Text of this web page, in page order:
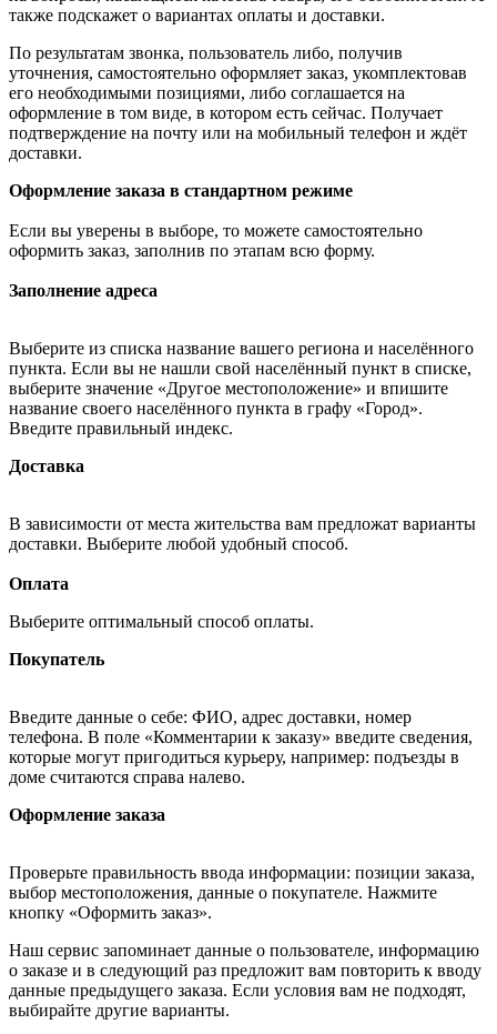
также подскажет о вариантах оплаты и доставки.
По результатам звонка, пользователь либо, получив
уточнения, самостоятельно оформляет заказ, укомплектовав
его необходимыми позициями, либо соглашается на
оформление в том виде, в котором есть сейчас. Получает
подтверждение на почту или на мобильный телефон и ждёт
доставки.
Оформление заказа в стандартном режиме
Если вы уверены в выборе, то можете самостоятельно
оформить заказ, заполнив по этапам всю форму.
Заполнение адреса
Выберите из списка название вашего региона и населённого
пункта. Если вы не нашли свой населённый пункт в списке,
выберите значение «Другое местоположение» и впишите
название своего населённого пункта в графу «Город».
Введите правильный индекс.
Доставка
В зависимости от места жительства вам предложат варианты
доставки. Выберите любой удобный способ.
Оплата
Выберите оптимальный способ оплаты.
Покупатель
Введите данные о себе: ФИО, адрес доставки, номер
телефона. В поле «Комментарии к заказу» введите сведения,
которые могут пригодиться курьеру, например: подъезды в
доме считаются справа налево.
Оформление заказа
Проверьте правильность ввода информации: позиции заказа,
выбор местоположения, данные о покупателе. Нажмите
кнопку «Оформить заказ».
Наш сервис запоминает данные о пользователе, информацию
о заказе и в следующий раз предложит вам повторить к вводу
данные предыдущего заказа. Если условия вам не подходят,
выбирайте другие варианты.